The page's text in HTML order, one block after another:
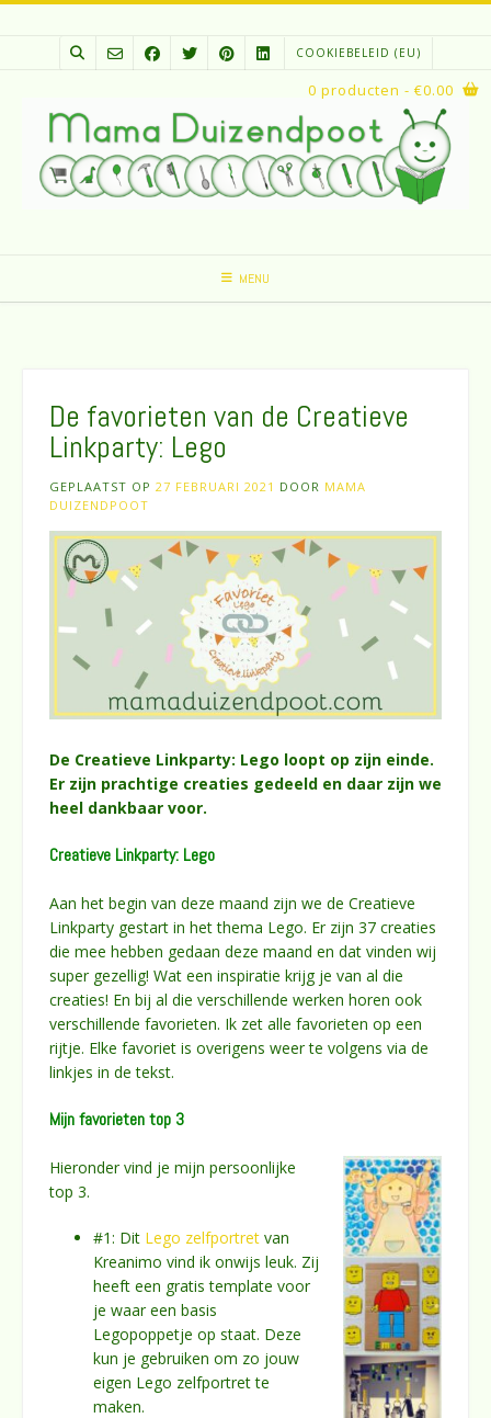
Spring
COOKIEBELEID (EU)
MENU
0 producten - €0.00
De favorieten van de Creatieve
Linkparty: Lego
GEPLAATST OP 27 FEBRUARI 2021 DOOR MAMA
DUIZENDPOOT
De Creatieve Linkparty: Lego loopt op zijn einde.
Er zijn prachtige creaties gedeeld en daar zijn we
heel dankbaar voor.
Creatieve Linkparty: Lego
Aan het begin van deze maand zijn we de Creatieve
Linkparty gestart in het thema Lego. Er zijn 37 creaties
die mee hebben gedaan deze maand en dat vinden wij
super gezellig! Wat een inspiratie krijg je van al die
creaties! En bij al die verschillende werken horen ook
verschillende favorieten. Ik zet alle favorieten op een
rijtje. Elke favoriet is overigens weer te volgens via de
linkjes in de tekst.
Mijn favorieten top 3
Hieronder vind je mijn persoonlijke
top 3.
#1: Dit Lego zelfportret van
Kreanimo vind ik onwijs leuk. Zij
heeft een gratis template voor
je waar een basis
Legopoppetje op staat. Deze
kun je gebruiken om zo jouw
eigen Lego zelfportret te
maken.